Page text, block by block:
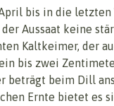
bis in die letzten
Aussaat keine
Kaltkeimer, der
bis zwei
beträgt beim Dill
Ernte bietet es